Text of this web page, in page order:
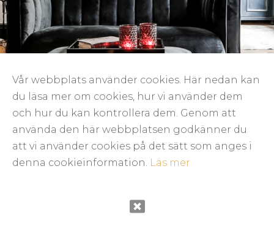
Vår webbplats använder cookies. Här nedan kan
du läsa mer om cookies, hur vi använder dem
och hur du kan kontrollera dem. Genom att
använda den här webbplatsen godkänner du
att vi använder cookies på det sätt som anges i
denna cookieinformation. Läs mer